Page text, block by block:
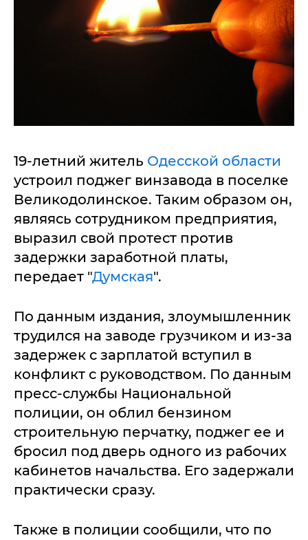
19-летний житель Одесской области
устроил поджег винзавода в поселке
Великодолинское. Таким образом он,
являясь сотрудником предприятия,
выразил свой протест против
задержки заработной платы,
передает "Думская".
По данным издания, злоумышленник
трудился на заводе грузчиком и из-за
задержек с зарплатой вступил в
конфликт с руководством. По данным
пресс-службы Национальной
полиции, он облил бензином
строительную перчатку, поджег ее и
бросил под дверь одного из рабочих
кабинетов начальства. Его задержали
практически сразу.
Также в полиции сообщили, что по